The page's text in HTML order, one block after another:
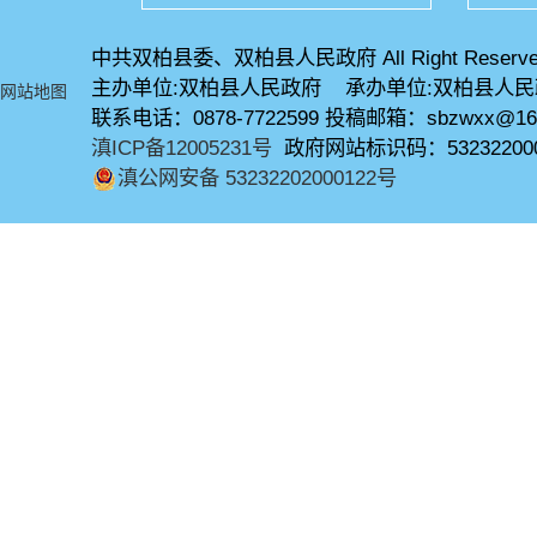
网站地图
中共双柏县委、双柏县人民政府 All Right
主办单位:双柏县人民政府 承办单位:双柏县人
联系电话：0878-7722599 投稿邮箱：
滇ICP备12005231号 政府网站标识码：
滇公网安备 53232202000122号